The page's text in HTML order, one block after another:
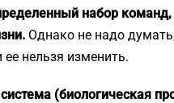
набор
Однако не надо
нельзя изменить.
(биологическая